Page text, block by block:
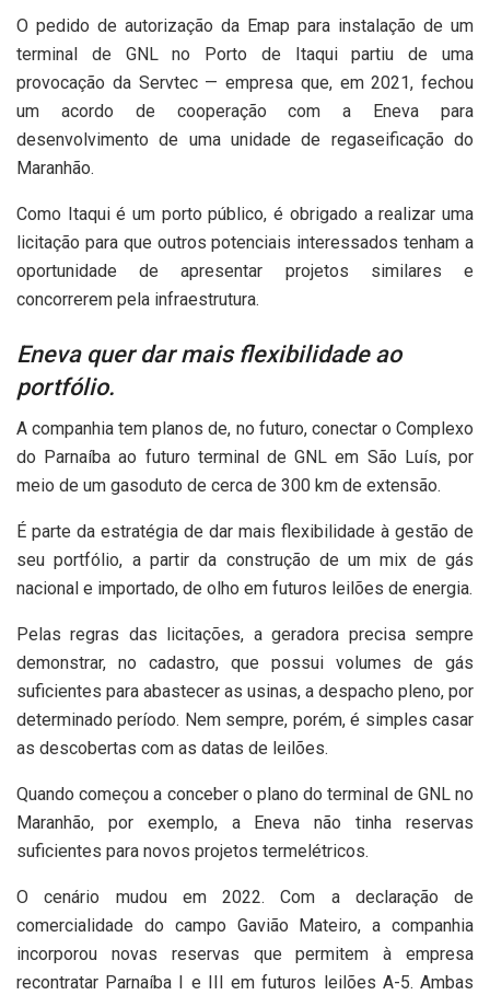
O pedido de autorização da Emap para instalação de um
terminal de GNL no Porto de Itaqui partiu de uma
provocação da Servtec — empresa que, em 2021, fechou
um acordo de cooperação com a Eneva para
desenvolvimento de uma unidade de regaseificação do
Maranhão.
Como Itaqui é um porto público, é obrigado a realizar uma
licitação para que outros potenciais interessados tenham a
oportunidade de apresentar projetos similares e
concorrerem pela infraestrutura.
Eneva quer dar mais flexibilidade ao
portfólio.
A companhia tem planos de, no futuro, conectar o Complexo
do Parnaíba ao futuro terminal de GNL em São Luís, por
meio de um gasoduto de cerca de 300 km de extensão.
É parte da estratégia de dar mais flexibilidade à gestão de
seu portfólio, a partir da construção de um mix de gás
nacional e importado, de olho em futuros leilões de energia.
Pelas regras das licitações, a geradora precisa sempre
demonstrar, no cadastro, que possui volumes de gás
suficientes para abastecer as usinas, a despacho pleno, por
determinado período. Nem sempre, porém, é simples casar
as descobertas com as datas de leilões.
Quando começou a conceber o plano do terminal de GNL no
Maranhão, por exemplo, a Eneva não tinha reservas
suficientes para novos projetos termelétricos.
O cenário mudou em 2022. Com a declaração de
comercialidade do campo Gavião Mateiro, a companhia
incorporou novas reservas que permitem à empresa
recontratar Parnaíba I e III em futuros leilões A-5. Ambas